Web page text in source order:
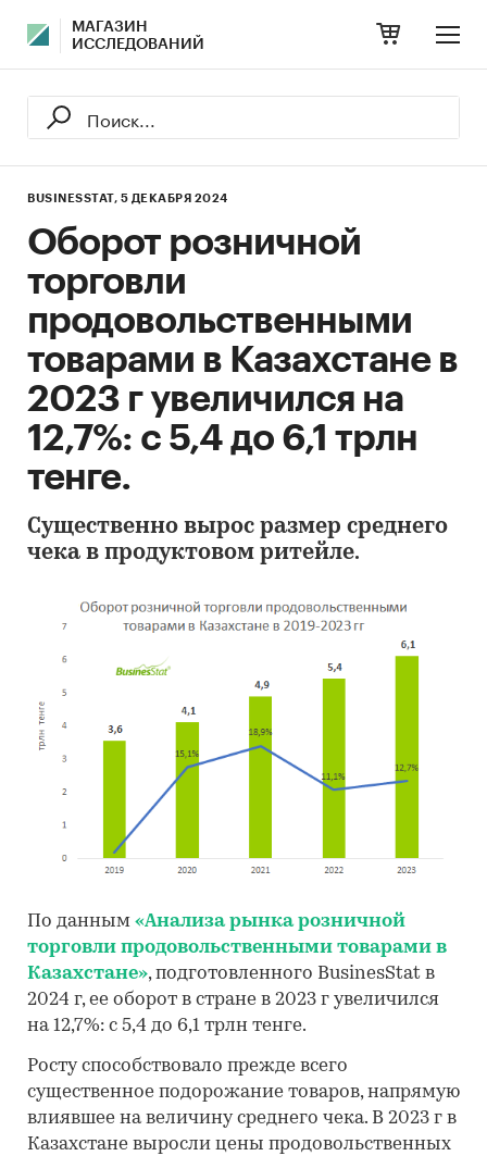
МАГАЗИН
ИССЛЕДОВАНИЙ
BUSINESSTAT, 5 ДЕКАБРЯ 2024
Оборот розничной
торговли
продовольственными
товарами в Казахстане в
2023 г увеличился на
12,7%: с 5,4 до 6,1 трлн
тенге.
Существенно вырос размер среднего
чека в продуктовом ритейле.
По данным «Анализа рынка розничной
торговли продовольственными товарами в
Казахстане», подготовленного BusinesStat в
2024 г, ее оборот в стране в 2023 г увеличился
на 12,7%: с 5,4 до 6,1 трлн тенге.
Росту способствовало прежде всего
существенное подорожание товаров, напрямую
влиявшее на величину среднего чека. В 2023 г в
Казахстане выросли цены продовольственных